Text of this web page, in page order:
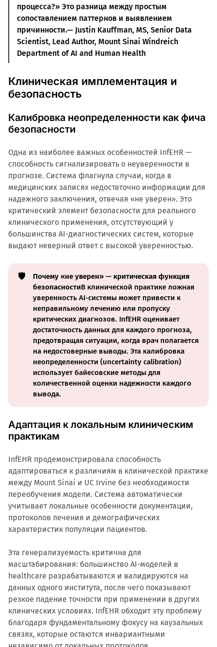
процесса?» Это разница между простым
сопоставлением паттернов и выявлением
причинности.— Justin Kauffman, MS, Senior Data
Scientist, Lead Author, Mount Sinai Windreich
Department of AI and Human Health
Клиническая имплементация и
безопасность
Калибровка неопределенности как фича
безопасности
Одна из наиболее важных особенностей InfEHR —
способность сигнализировать о неуверенности в
прогнозе. Система флагнула случаи, когда в
медицинских записях недостаточно информации для
надежного заключения, отвечая «не уверен». Это
критический элемент безопасности для реального
клинического применения, отсутствующий у
большинства AI-диагностических систем, которые
выдают неверный ответ с высокой уверенностью.
🛡️
Почему «не уверен» — критическая функция
безопасностиВ клинической практике ложная
уверенность AI-системы может привести к
неправильному лечению или пропуску
критических диагнозов. InfEHR оценивает
достаточность данных для каждого прогноза,
предотвращая ситуации, когда врач полагается
на недостоверные выводы. Эта калибровка
неопределенности (uncertainty calibration)
использует байесовские методы для
количественной оценки надежности каждого
вывода.
Адаптация к локальным клиническим
практикам
InfEHR продемонстрировала способность
адаптироваться к различиям в клинической практике
между Mount Sinai и UC Irvine без необходимости
переобучения модели. Система автоматически
учитывает локальные особенности документации,
протоколов лечения и демографических
характеристик популяции пациентов.
Эта генерализуемость критична для
масштабирования: большинство AI-моделей в
healthcare разрабатываются и валидируются на
данных одного института, после чего показывают
резкое падение точности при применении в других
клинических условиях. InfEHR обходит эту проблему
благодаря фундаментальному фокусу на каузальных
связях, которые остаются инвариантными